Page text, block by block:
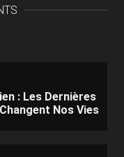
: Les Dernières
Nos Vies